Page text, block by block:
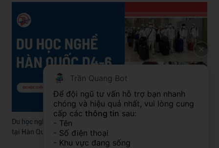
Du học nghề Hàn Quốc D4-6 là gì? Cơ hội học nhanh – làm sớm
tại Hàn Quốc
Trần Quang Bot
Để đội ngũ tư vấn hỗ trợ bạn nhanh
chóng và hiệu quả nhất, vui lòng cung
cấp các thông tin sau:
- Tên
- Số điện thoại
- Khu vực đang sống